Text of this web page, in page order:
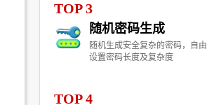
TOP 3
随机密码生成
随机生成安全复杂的密码，自由
设置密码长度及复杂度
TOP 4